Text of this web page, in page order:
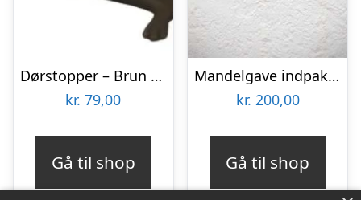
Dørstopper – Brun sæl
kr. 79,00
Gå til shop
Mandelgave indpakket 200 kr.
kr. 200,00
Gå til shop